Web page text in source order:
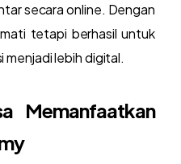
secara online. Dengan
tetapi berhasil untuk
lebih digital.
Memanfaatkan